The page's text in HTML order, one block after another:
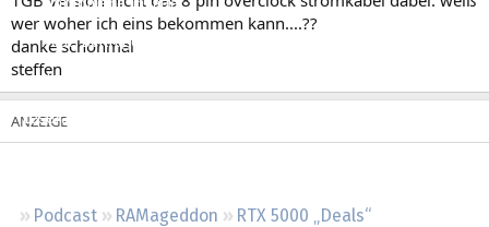
Empfohlene Inhalte
Neue Beiträge
Neueste Aktivitäten
Leserartikel
Podcast RAMageddon
RTX 5000 „Deals“
wer woher ich eins bekommen kann....??
danke schonmal
steffen